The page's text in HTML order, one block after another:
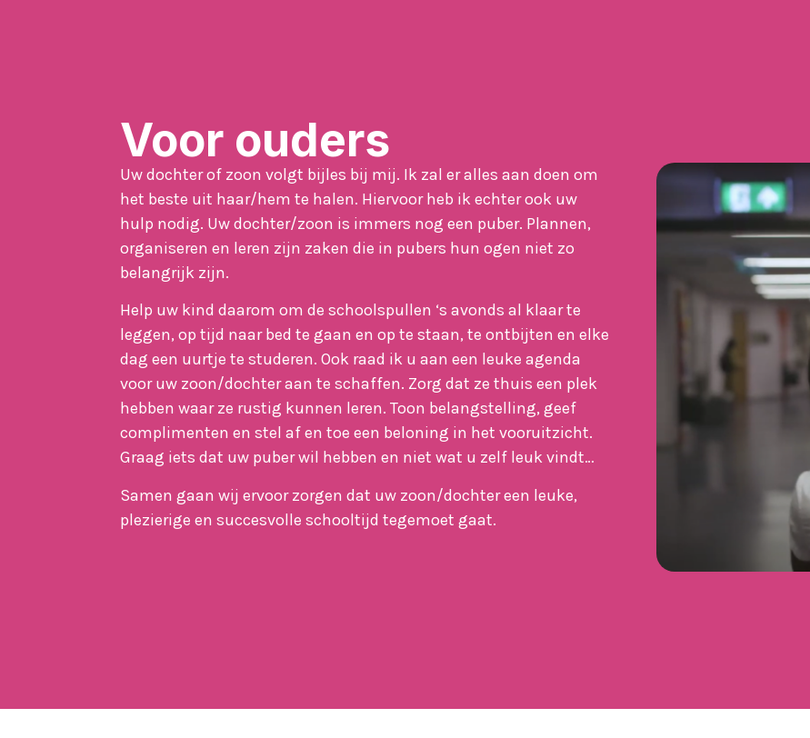
Voor ouders
Uw dochter of zoon volgt bijles bij mij. Ik zal er alles aan doen om
het beste uit haar/hem te halen. Hiervoor heb ik echter ook uw
hulp nodig. Uw dochter/zoon is immers nog een puber. Plannen,
organiseren en leren zijn zaken die in pubers hun ogen niet zo
belangrijk zijn.
Help uw kind daarom om de schoolspullen ‘s avonds al klaar te
leggen, op tijd naar bed te gaan en op te staan, te ontbijten en elke
dag een uurtje te studeren. Ook raad ik u aan een leuke agenda
voor uw zoon/dochter aan te schaffen. Zorg dat ze thuis een plek
hebben waar ze rustig kunnen leren. Toon belangstelling, geef
complimenten en stel af en toe een beloning in het vooruitzicht.
Graag iets dat uw puber wil hebben en niet wat u zelf leuk vindt…
Samen gaan wij ervoor zorgen dat uw zoon/dochter een leuke,
plezierige en succesvolle schooltijd tegemoet gaat.